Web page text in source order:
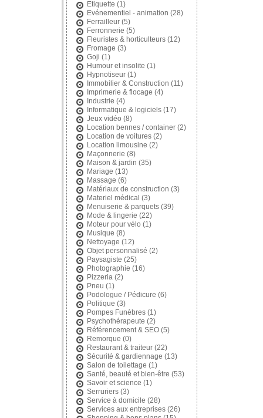
Etiquette (1)
Evénementiel - animation (28)
Ferrailleur(5)
Ferronnerie (5)
Fleuristes & horticulteurs(12)
Fromage (3)
Goji (1)
Humour et insolite (1)
Hypnotiseur(1)
Immobilier & Construction (11)
Imprimerie & flocage (4)
Industrie (4)
Informatique & logiciels(17)
Jeux vidéo (8)
Location bennes / container(2)
Location de voitures(2)
Location limousine (2)
Maçonnerie (8)
Maison & jardin (35)
Mariage (13)
Massage (6)
Matériaux de construction (3)
Materiel médical (3)
Menuiserie & parquets(39)
Mode & lingerie (22)
Moteur pour vélo (1)
Musique (8)
Nettoyage (12)
Objet personnalisé (2)
Paysagiste (25)
Photographie (16)
Pizzeria (2)
Pneu (1)
Podologue / Pédicure (6)
Politique (3)
Pompes Funèbres(1)
Psychothérapeute (2)
Référencement & SEO(5)
Remorque (0)
Restaurant & traiteur(22)
Sécurité & gardiennage (13)
Salon de toilettage (1)
Santé, beauté et bien-être (53)
Savoir et science (1)
Serruriers(3)
Service à domicile (28)
Services aux entreprises(26)